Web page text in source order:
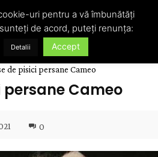
de pisici persane Cameo
persane Cameo
0
uri pentru a vă îmbunătăți
de acord, puteți renunța:
Detalii Accept